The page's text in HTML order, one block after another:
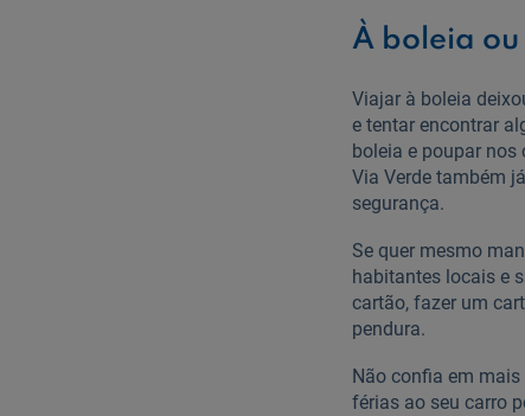
À boleia
Viajar à boleia
e tentar encontrar
boleia e poupar nos
Via Verde também
segurança.
Se quer mesmo
habitantes locais e
cartão, fazer um
pendura.
Não confia em
férias ao seu carro